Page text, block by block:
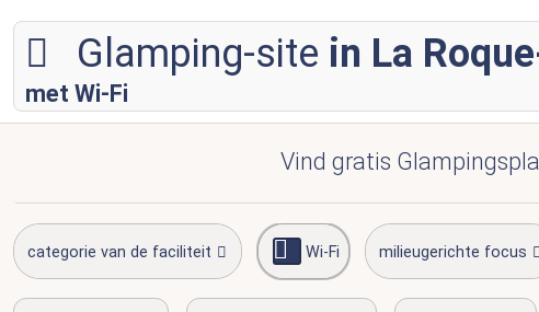
Glamping-site in La
met Wi-Fi
Vind gratis
categorie van de faciliteit Wi-Fi milieugerichte focus